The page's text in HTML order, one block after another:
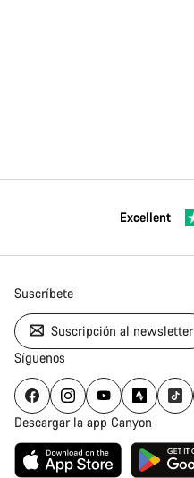
Excellent
Suscríbete
Suscripción al newsletter
Síguenos
Descargar la app Canyon